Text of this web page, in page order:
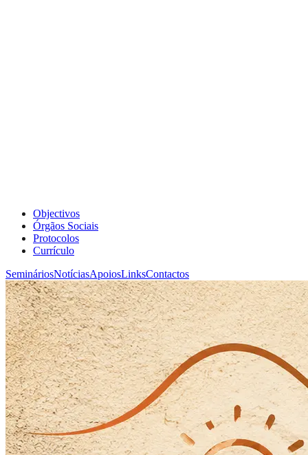
Objectivos
Órgãos Sociais
Protocolos
Currículo
SemináriosNotíciasApoiosLinksContactos